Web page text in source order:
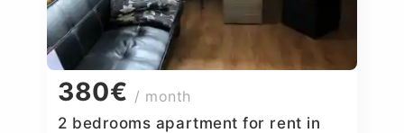
380€ / month
2 bedrooms apartment for rent in